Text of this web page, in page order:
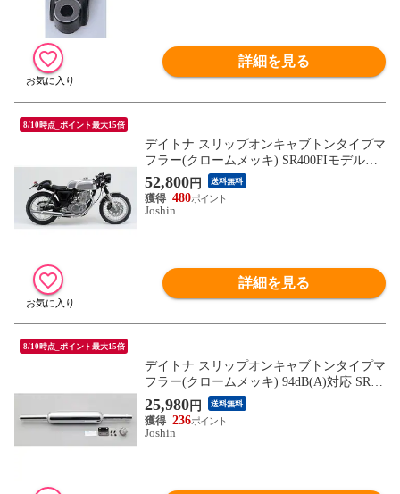
詳細を見る
8/10時点_ポイント最大15倍
デイトナ スリップオンキャブトンタイプマ
フラー(クロームメッキ) SR400FIモデル専
用 DAYTONA 92255 【返品種別A】
52,800円 送料無料
480
Joshin
詳細を見る
8/10時点_ポイント最大15倍
デイトナ スリップオンキャブトンタイプマ
フラー(クロームメッキ) 94dB(A)対応 SR40
0キャブレターモデル専用 DAYTONA 9512
6 【返品種別B】
25,980円 送料無料
236
Joshin